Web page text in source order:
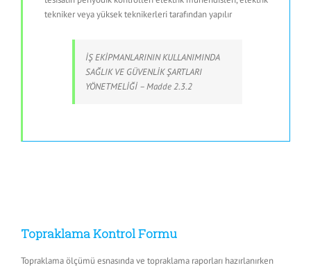
tekniker veya yüksek teknikerleri tarafından yapılır
İŞ EKİPMANLARININ KULLANIMINDA
SAĞLIK VE GÜVENLİK ŞARTLARI
YÖNETMELİĞİ – Madde 2.3.2
Topraklama Kontrol Formu
Topraklama ölçümü esnasında ve topraklama raporları hazırlanırken